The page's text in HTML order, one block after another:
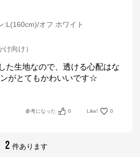
:L(160cm)/オフ ホワイト
向け）
た生地なので、透ける心配はな
がとてもかわいいです☆
参考になった 0 Like! 0
2 件あります